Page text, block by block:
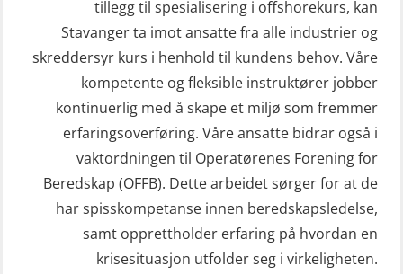
Kombi Søk og Redningslag og HLO
repetisjonskurs med e-læring
(ABSBLE010)
Kondisjonstest (OSC151)
Ledertrening i beredskap og
krisehåndtering for plattformsjefer
(OER105)
Livbåtfører FF1200 repetisjon
(OSE1431)
STCW Sikkerhetsopplæring for
sjøfolk på mindre skip med eLearning
(MBSBLE003)
STCW oppdatering Livbåtfører
redningsfarkoster 8 t – konvensjonell
båt (MSE103)
STCW oppdatering Mann-Over-Bord
(hurtiggående) 16 t m/mørkekjøring
(MSE113)
tillegg til spesialisering i offshorekurs, kan
Stavanger ta imot ansatte fra alle industrier og
skreddersyr kurs i henhold til kundens behov. Våre
kompetente og fleksible instruktører jobber
kontinuerlig med å skape et miljø som fremmer
erfaringsoverføring. Våre ansatte bidrar også i
vaktordningen til Operatørenes Forening for
Beredskap (OFFB). Dette arbeidet sørger for at de
har spisskompetanse innen beredskapsledelse,
samt opprettholder erfaring på hvordan en
krisesituasjon utfolder seg i virkeligheten.